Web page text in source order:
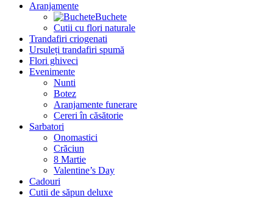
Aranjamente
Buchete
Cutii cu flori naturale
Trandafiri criogenati
Ursuleți trandafiri spumă
Flori ghiveci
Evenimente
Nunti
Botez
Aranjamente funerare
Cereri în căsătorie
Sarbatori
Onomastici
Crăciun
8 Martie
Valentine’s Day
Cadouri
Cutii de săpun deluxe